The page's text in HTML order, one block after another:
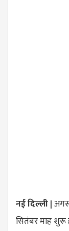
नई दिल्ली |
सितंबर माह शुरू